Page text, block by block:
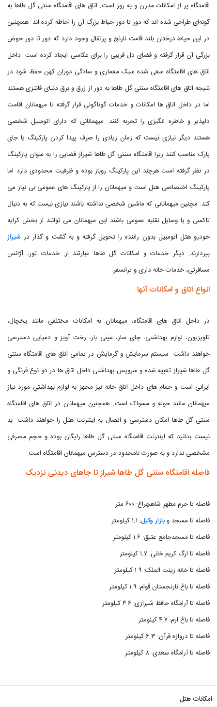
اقامتگاه پر از امکانات مدرن و به روز است. اتاق های اقامتگاه سنتی گل طاها به
گونه‌ای طراحی شده اند که دور تا دور حیاط بزرگ آن را احاطه کرده اند. همچنین
در این حیاط درختان بلند قامت نارنج و پرتقال وجود دارد که دور تا دور حوض
بزرگی آن قرار گرفته و فضای دل فریبی را برای عکاسی ایجاد کرده است. داخل
اتاق های اقامتگاه سعی شده سبک معماری و سادگی دوران کهن حفظ شود در
نتیجه اتاق های اقامتگاه سنتی گل طاها به دور از زرق و برق دنیای فانتزی هستند
اما در داخل اتاق ها امکانات و خدمات گوناگونی قرار گرفته تا میهمانان اقامت
دلپذیر و خاطره انگیزی را تجربه کنند. میهمانانی که دارای اتومبیل شخصی
هستند دیگر نیازی نیست که زمان زیادی را صرف پیدا کردن پارکینگ یا جای
پارک مناسب کنند زیرا اقامتگاه سنتی گل طاها شیراز فضایی را به عنوان پارکینگ
در نظر گرفته است هرچند این پارکینگ روباز بوده و ظرفیت محدودی دارد اما
پارکینگ اختصاصی هتل است و میهمانان را از پارکینگ های عمومی بی نیاز می
کند. مچنین میهمانانی که ماشین شخصی نداشته باشند نیازی نیست که به دنبال
تاکسی و یا وسایل نقلیه عمومی باشند این میهمانان می توانند از بخش کرایه
خودرو هتل اتومبیل بدون راننده را تحویل گرفته و به گشت و گذار در شیراز
بپردازند. دیگر خدمات و امکانات گل طاها عبارتند از: خدمات تور، آژانس
مسافرتی، خدمات خانه داری و ترانسفر.
انواع اتاق و امکانات آنها
در داخل اتاق های اقامتگاه، میهمانان به امکانات مختلفی مانند یخچال،
تلویزیون، لوازم بهداشتی، چای ساز، مینی بار، رخت آویز و دمپایی دسترسی
خواهند داشت. سیستم سرمایش و گرمایش در تمامی اتاق های اقامتگاه سنتی
گل طاها شیراز تعبیه شده و سرویس بهداشتی داخل اتاق ها در دو نوع فرنگی و
ایرانی است و حمام های داخل اتاق خانه نیز مجهز به لوازم بهداشتی مورد نیاز
میهمانان مانند حوله و مسواک است. همچنین میهمانان در اتاق های اقامتگاه
سنتی گل طاها امکان دسترسی و اتصال به اینترنت هتل را خواهند داشت. بد
نیست بدانید که اینترنت اقامتگاه سنتی گل طاها رایگان بوده و حجم مصرفی
مشخصی ندارد و به صورت نامحدود در دسترس میهمانان اقامتگاه است.
فاصله اقامتگاه سنتی گل طاها شیراز تا جاهای دیدنی نزدیک
فاصله تا حرم مطهر شاهچراغ: ۶۰۰ متر
فاصله تا مسجد و بازار وکیل: ۱.۱ کیلومتر
فاصله تا مسجدجامع عتیق: ۱.۶ کیلومتر
فاصله تا ارگ کریم خانی: ۱.۷ کیلومتر
فاصله تا خانه زینت الملک: ۱.۹ کیلومتر
فاصله تا باغ نارنجستان قوام: ۱.۹ کیلومتر
فاصله تا آرامگاه حافظ شیرازی: ۴.۶ کیلومتر
فاصله تا باغ ارم: ۴.۷ کیلومتر
فاصله تا دروازه قرآن: ۶.۳ کیلومتر
فاصله تا آرامگاه سعدی: ۸ کیلومتر
امکانات هتل